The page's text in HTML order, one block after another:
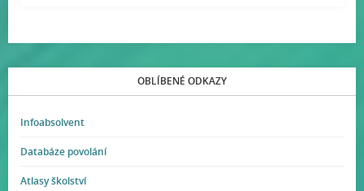
OBLÍBENÉ ODKAZY
Infoabsolvent
Databáze povolání
Atlasy školství